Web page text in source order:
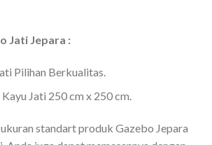
Jati Jepara :
Pilihan Berkualitas.
Jati 250 cm x 250 cm.
standart produk Gazebo Jepara